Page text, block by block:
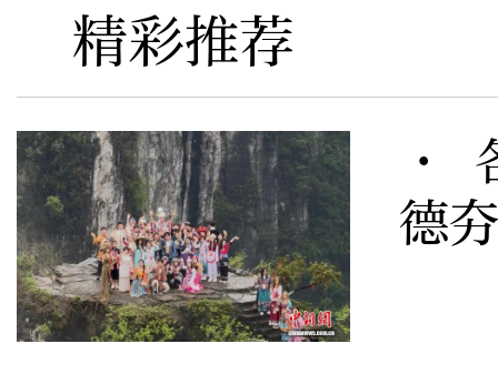
精彩推荐
·
德